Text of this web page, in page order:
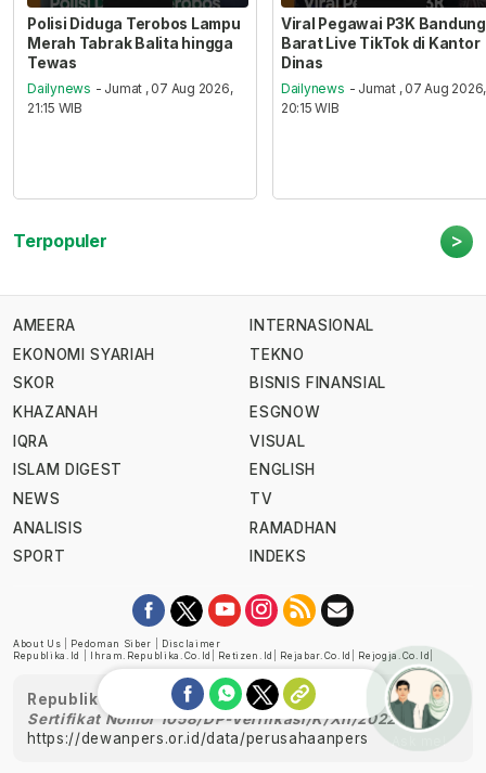
Polisi Diduga Terobos Lampu
Merah Tabrak Balita hingga
Tewas
Dailynews - Jumat , 07 Aug 2026,
21:15 WIB
Viral Pegawai P3K Bandung
Barat Live TikTok di Kantor
Dinas
Dailynews - Jumat , 07 Aug 2026,
20:15 WIB
Terpopuler >
AMEERA
EKONOMI SYARIAH
SKOR
KHAZANAH
IQRA
ISLAM DIGEST
NEWS
ANALISIS
SPORT
INTERNASIONAL
TEKNO
BISNIS FINANSIAL
ESGNOW
VISUAL
ENGLISH
TV
RAMADHAN
INDEKS
About Us Pedoman Siber
Disclaimer
Republika.id
Ihram.republika.co.id Retizen.id Rejabar.co.id Rejogja.co.id
Republika telah diverifikasi oleh Dewan Pers
Sertifikat Nomor 1058/DP-Verifikasi/K/XII/2022
https://dewanpers.or.id/data/perusahaanpers
Ask me!